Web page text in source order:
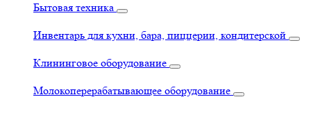
Бытовая техника
Инвентарь для кухни, бара, пиццерии, кондитерской
Клининговое оборудование
Молокоперерабатывающее оборудование